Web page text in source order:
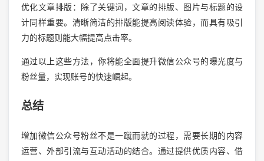
优化文章排版：除了关键词，文章的排版、图片与标题的设
计同样重要。清晰简洁的排版能提高阅读体验，而具有吸引
力的标题则能大幅提高点击率。
通过以上这些方法，你将能全面提升微信公众号的曝光度与
粉丝量，实现账号的快速崛起。
总结
增加微信公众号粉丝不是一蹴而就的过程，需要长期的内容
运营、外部引流与互动活动的结合。通过提供优质内容、借